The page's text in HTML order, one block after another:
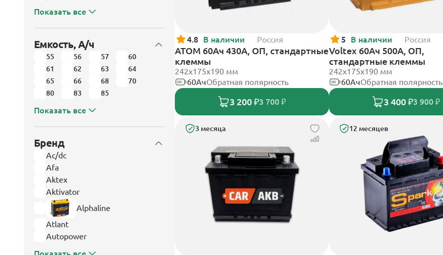
Показать все
Емкость, А/ч
55 56 57
60
61
62 63
64
65
66 68
70
80
83 85
Показать все
Бренд
Ac/dc
Afa
Aktex
Aktivator
Alphaline
Atlant
Autopower
4.8 В наличии Россия
АТОМ 60Ач 430А, ОП, стандартные
клеммы
242х175х190 мм
60АчОбратная полярность
3 200 ₽3 700 ₽
5 В наличии Россия
Voltex 60Ач 500А, ОП,
стандартные клеммы
242х175х190 мм
60АчОбратная полярность
3 400 ₽3 900 ₽
3 месяца 12 месяцев